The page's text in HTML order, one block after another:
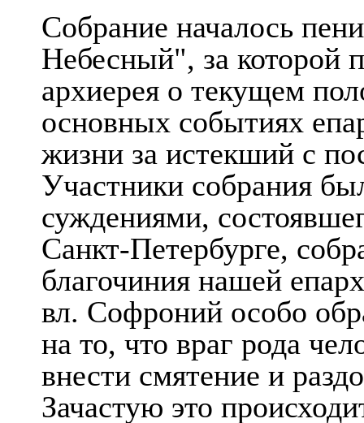
Собрание началось
Небесный", за которой
архиерея о текущем
основных событиях
жизни за истекший с
Участники собрания
суждениями,
Санкт-Петербурге,
благочиния нашей
вл. Софроний особо
на то, что враг рода
внести смятение и
Зачастую это